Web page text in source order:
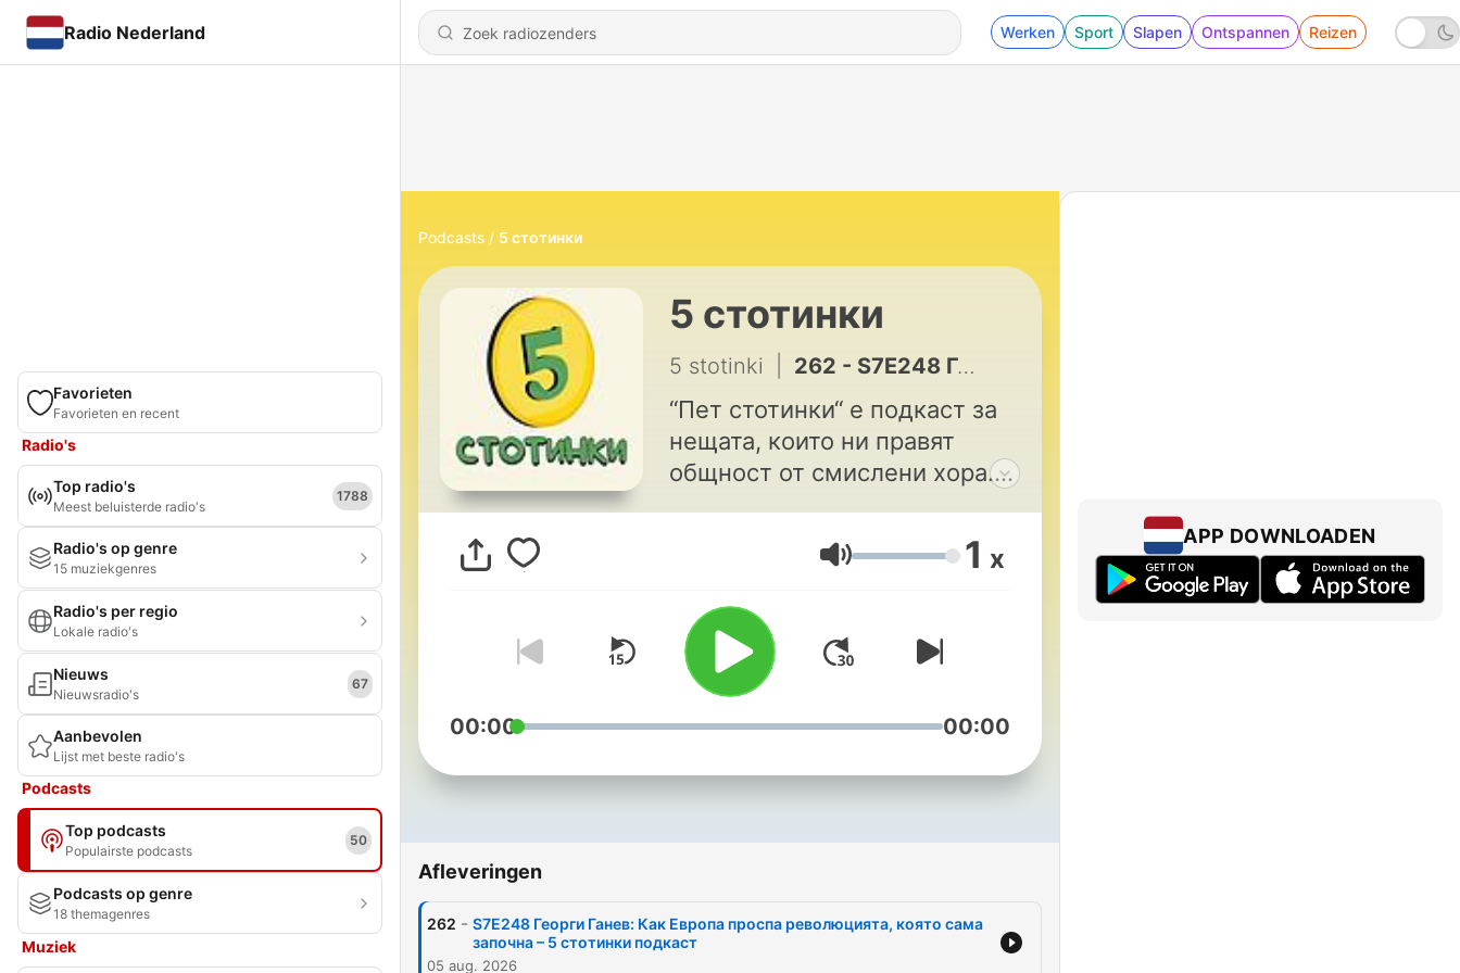
Radio Nederland Werken Sport Slapen Ontspannen Reizen
Favorieten
Favorieten en recent
Radio's
Top radio's
Meest beluisterde radio's
1788
Radio's op genre
15 muziekgenres
Radio's per regio
Lokale radio's
Nieuws
Nieuwsradio's
67
Aanbevolen
Lijst met beste radio's
Podcasts
Top podcasts
Populairste podcasts
50
Podcasts op genre
18 themagenres
Muziek
Podcasts 5 стотинки
5 стотинки
5 stotinki 262 - S7E248 Георги Ганев: Как Европа проспа революцията, която сама започна – 5 стотинки подкаст
“Пет стотинки“ е подкаст за
нещата, които ни правят
общност от смислени хора.
Куманов и Светозар Стойчев
Volume 1 x
00:00 00:00
Afleveringen
262 - S7E248 Георги Ганев: Как Европа проспа революцията, която сама
започна – 5 стотинки подкаст
05 aug. 2026
APP DOWNLOADEN